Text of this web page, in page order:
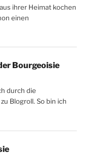
ihrer Heimat kochen
einen
Bourgeoisie
durch die
Blogroll. So bin ich